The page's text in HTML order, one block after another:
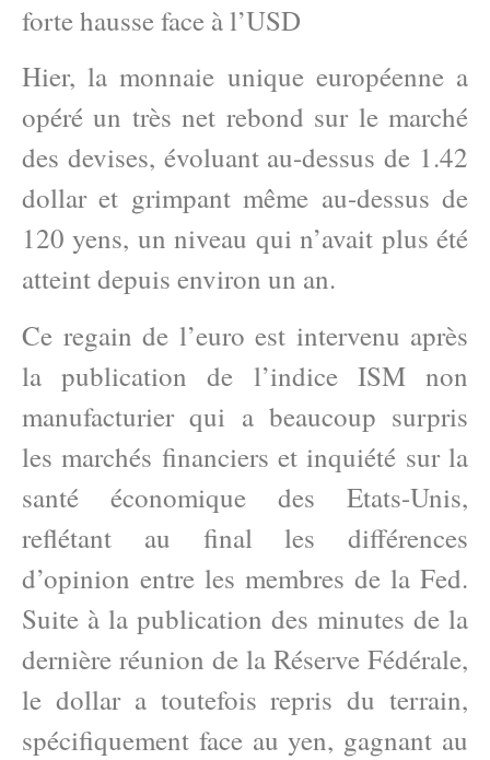
forte hausse face à l’USD
Hier, la monnaie unique européenne a
opéré un très net rebond sur le marché
des devises, évoluant au-dessus de 1.42
dollar et grimpant même au-dessus de
120 yens, un niveau qui n’avait plus été
atteint depuis environ un an.
Ce regain de l’euro est intervenu après
la publication de l’indice ISM non
manufacturier qui a beaucoup surpris
les marchés financiers et inquiété sur la
santé économique des Etats-Unis,
reflétant au final les différences
d’opinion entre les membres de la Fed.
Suite à la publication des minutes de la
dernière réunion de la Réserve Fédérale,
le dollar a toutefois repris du terrain,
spécifiquement face au yen, gagnant au